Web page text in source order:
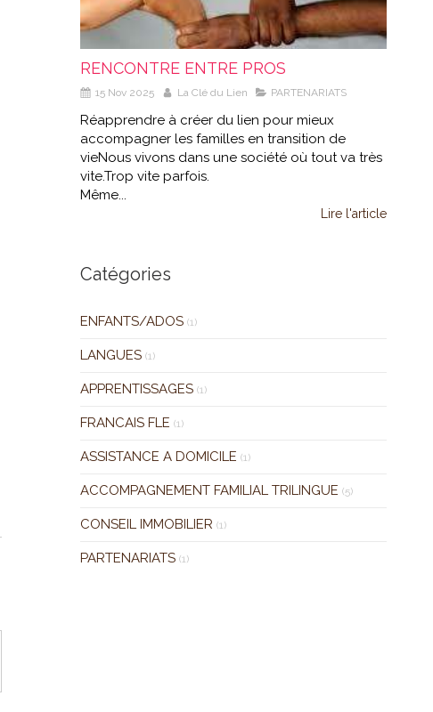
RENCONTRE ENTRE PROS
15 Nov 2025 La Clé du Lien PARTENARIATS
Réapprendre à créer du lien pour mieux
accompagner les familles en transition de
vieNous vivons dans une société où tout va très
vite.Trop vite parfois.
Même...
Lire l'article
Catégories
ENFANTS/ADOS (1)
LANGUES (1)
APPRENTISSAGES (1)
FRANCAIS FLE (1)
ASSISTANCE A DOMICILE (1)
ACCOMPAGNEMENT FAMILIAL TRILINGUE (5)
CONSEIL IMMOBILIER (1)
PARTENARIATS (1)